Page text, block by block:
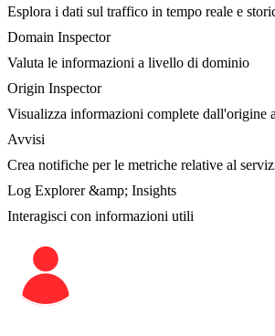
Esplora i dati sul traffico in tempo reale e
Domain Inspector
Valuta le informazioni a livello di dominio
Origin Inspector
Visualizza informazioni complete dall'origine
Avvisi
Crea notifiche per le metriche relative al
Log Explorer &amp; Insights
Interagisci con informazioni utili